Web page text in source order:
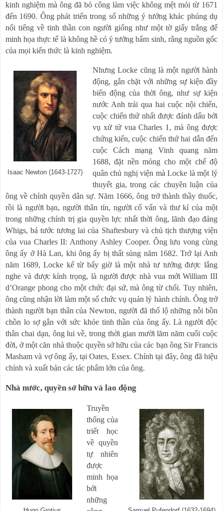
kinh nghiệm mà ông đã bỏ công làm việc không mệt mỏi từ 1671
đến 1690. Ông phát triểntrong số những ý tưởng khác phúng dụ
nổi tiếng về tinh thần con người giống như một tờ giấy trắng để
minh họa thực tế là không hề có ý tưởng bẩm sinh, rằng nguồn gốc
của mọi kiến thức là kinh nghiệm.
Isaac Newton (1643-1727)
Nhưng Locke cũng là một người hành
động, gắn chặt với những sự kiện đầy
biến động của thời ông, như sự kiện
nước Anh trải qua hai cuộc nội chiến,
cuộc chiến thứ nhất được đánh dấu bởi
vụ xử tử vua Charles 1, mà ông được
chứng kiến, cuộc chiến thứ hai dẫn đến
cuộc Cách mạng Vinh quang năm
1688, đặt nền móng cho một chế độ
quân chủ nghị viện mà Locke là một lý
thuyết gia, trong các chuyên luận của
ông về chính quyền dân sự. Năm 1666, ông trở thành thầy thuốc,
rồi là người bạn, người thân tín, người cố vấn và thư kí của một
trong những chính trị gia quyền lực nhất thời ông, lãnh đạo đảng
Whigs, bá tước tương lai của Shaftesbury và chủ tịch thượng viện
của vua Charles II: Anthony Ashley Cooper. Ông lưu vong cùng
ông ấy ở Hà Lan, khi ông ấy bị thất sủng năm 1682. Trở lại Anh
năm 1689, Locke kể từ bấy giờ là một nhà tư tưởngđượclắng
nghe và được kính trọng, là người được nhà vua mới William III
d’Orange phong cho một chức đại sứ, mà ông từ chối. Tuy nhiên,
ông cũng nhận lời làm một số chức vụ quản lý hành chính. Ông trở
thành người bạn thân của Newton, người đã thổ lộ những nỗi bồn
chồn lo sợ gắn với sức khỏe tinh thần của ông ấy. Là người độc
thân chai dạn, ông lui về, trong thời gian mười lăm năm cuối cuộc
đời, ở một căn nhà thuộc quyền sở hữu của các bạn ông Sir Francis
Masham và vợ ông ấy, tại Oates, Essex. Chính tại đây, ông đã hiệu
chỉnh và xuất bản các tác phẩm lớn của ông.
Nhà nước, quyền sở hữu và lao động
Truyền
thống của
triết học
về quyền
tự nhiên
được
minh họa
bởi
những